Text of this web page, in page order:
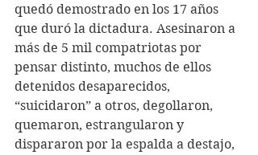
quedó demostrado en los 17 años
que duró la dictadura. Asesinaron a
más de 5 mil compatriotas por
pensar distinto, muchos de ellos
detenidos desaparecidos,
“suicidaron” a otros, degollaron,
quemaron, estrangularon y
dispararon por la espalda a destajo,